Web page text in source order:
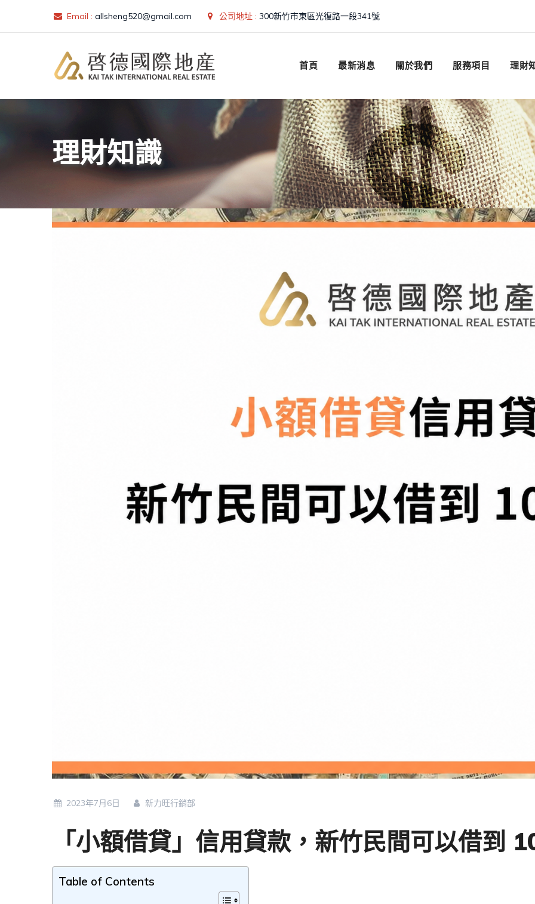
Email : allsheng520@gmail.com 公司地址 :300新竹市東區光復路一段341號
首頁 最新消息 關於我們 服務項目 理財
理財知識
2023年7月6日 新力旺行銷部
「小額借貸」信用貸款，新竹民間可以借到
Table of Contents